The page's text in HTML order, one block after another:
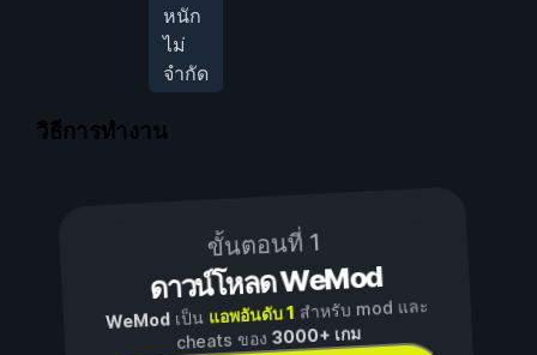
หนัก
ไม่
จำกัด
วิธีการทำงาน
ขั้นตอนที่ 1
ดาวน์โหลด WeMod
WeModเป็น แอพอันดับ 1 สำหรับ mod และ
cheats ของ3000+ เกม